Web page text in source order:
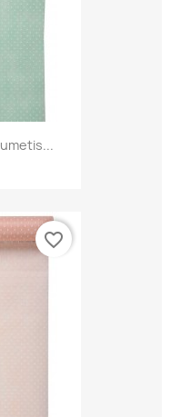
favorite_border